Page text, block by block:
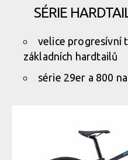
SÉRIE
velice progresívní
základních hardtailů
série 29er a 800